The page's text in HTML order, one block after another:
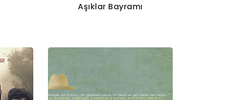
Aşıklar Bayramı